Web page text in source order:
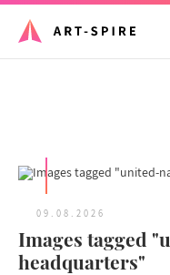
09.08.2026
Images tagged
headquarters"